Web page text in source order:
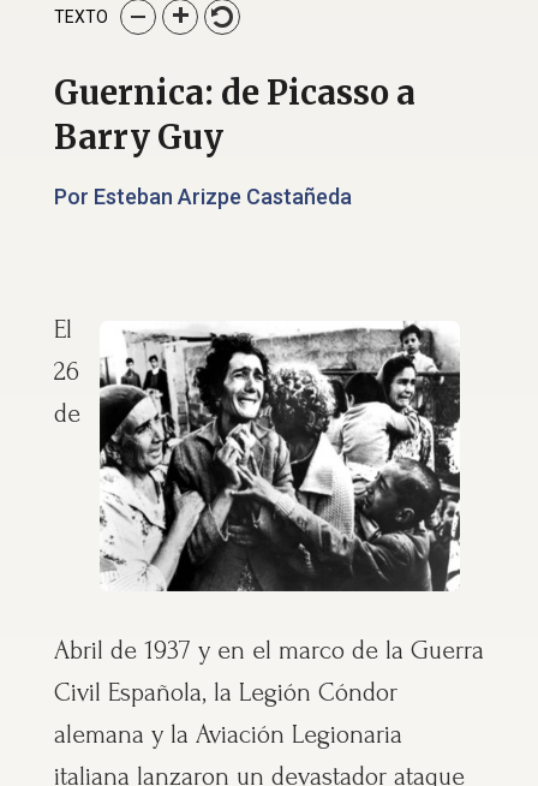
TEXTO
Guernica: de Picasso a
Barry Guy
Por Esteban Arizpe Castañeda
El
26
de
Abril de 1937 y en el marco de la Guerra
Civil Española, la Legión Cóndor
alemana y la Aviación Legionaria
italiana lanzaron un devastador ataque